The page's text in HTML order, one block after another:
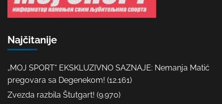
Najčitanije
„MOJ SPORT“ EKSKLUZIVNO SAZNAJE: Nemanja Matić
pregovara sa Degenekom! (12.161)
Zvezda razbila Štutgart! (9.970)